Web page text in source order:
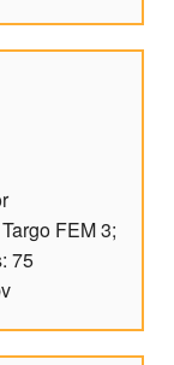
FEM 3;
75